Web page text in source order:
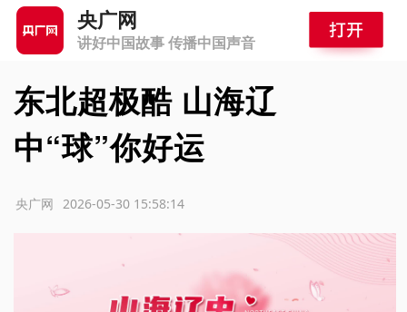
央广网
讲好中国故事 传播中国声音
东北超极酷 山海辽
中“球”你好运
2026-05-30 15:58:14
央广网